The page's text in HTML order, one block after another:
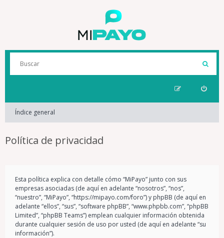
Índice general
Política de privacidad
Esta política explica con detalle cómo “MiPayo” junto con sus
empresas asociadas (de aquí en adelante “nosotros”, “nos”,
“nuestro”, “MiPayo”, “https://mipayo.com/foro”) y phpBB (de aquí en
adelante “ellos”, “sus”, “software phpBB”, “www.phpbb.com”, “phpBB
Limited”, “phpBB Teams”) emplean cualquier información obtenida
durante cualquier sesión de uso por usted (de aquí en adelante “su
información”).